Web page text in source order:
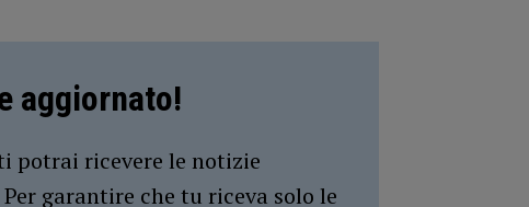
aggiornato!
potrai ricevere le notizie
garantire che tu riceva solo le